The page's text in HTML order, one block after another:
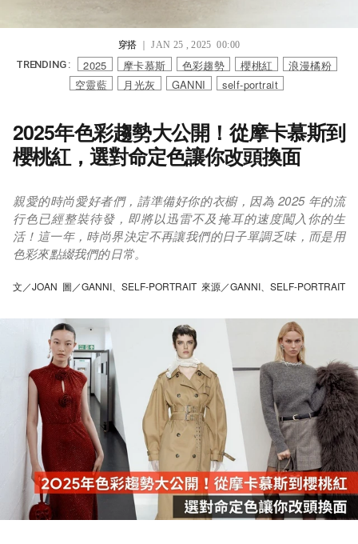
穿搭｜ JAN 25 , 2025 00:00
TRENDING : 2025 摩卡慕斯 色彩趨勢 櫻桃紅
浪漫橘粉
空靈藍
月光灰 GANNI self-portrait
2025年色彩趨勢大公開！從摩卡慕斯到
櫻桃紅，選對命定色讓你改頭換面
親愛的時尚愛好者們，請準備好你的衣櫥，因為 2025 年的流
行色已經整裝待發，即將以迅雷不及掩耳的速度闖入你的生
活！這一年，時尚界決定不再讓我們的日子單調乏味，而是用
色彩來點綴我們的日常。
文／JOAN 圖／GANNI、SELF-PORTRAIT 來源／GANNI、SELF-PORTRAIT